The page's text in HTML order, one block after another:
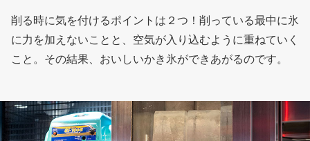
削る時に気を付けるポイントは２つ！削っている最中に氷
に力を加えないことと、空気が入り込むように重ねていく
こと。その結果、おいしいかき氷ができあがるのです。